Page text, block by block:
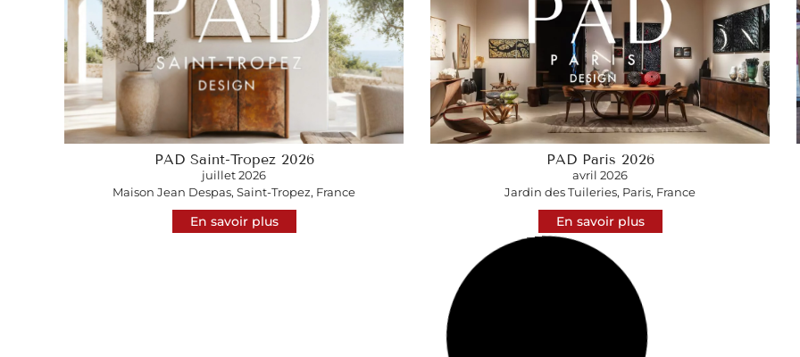
PAD Saint-Tropez 2026
juillet 2026
Maison Jean Despas, Saint-Tropez, France
En savoir plus
PAD Paris 2026
avril 2026
Jardin des Tuileries, Paris, France
En savoir plus